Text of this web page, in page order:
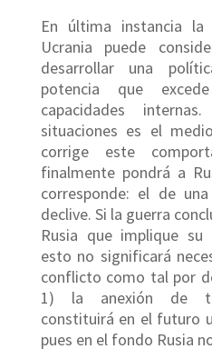
En última instancia
Ucrania puede
desarrollar una
potencia que
capacidades
situaciones es el
corrige este
finalmente pondrá a
corresponde: el de
declive. Si la guerra
Rusia que implique su
esto no significará
conflicto como tal por
1) la anexión de
constituirá en el futuro
pues en el fondo Rusia